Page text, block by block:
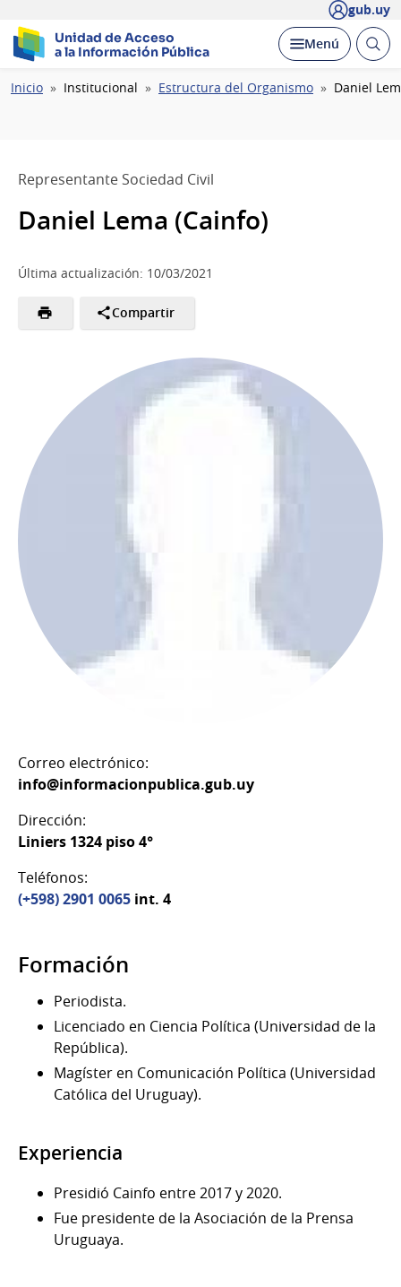
gub.uy
Unidad de Acceso
a la Información Pública
Desplegar
Menú Abrir
Ruta
Inicio Institucional Estructura del Organismo Daniel
Representante Sociedad Civil
Daniel Lema (Cainfo)
Última actualización: 10/03/2021
Compartir
Correo electrónico:
info@informacionpublica.gub.uy
Dirección:
Liniers 1324 piso 4°
Teléfonos:
(+598) 2901 0065 int. 4
Formación
Periodista.
Licenciado en Ciencia Política (Universidad de la
República).
Magíster en Comunicación Política (Universidad
Católica del Uruguay).
Experiencia
Presidió Cainfo entre 2017 y 2020.
Fue presidente de la Asociación de la Prensa
Uruguaya.